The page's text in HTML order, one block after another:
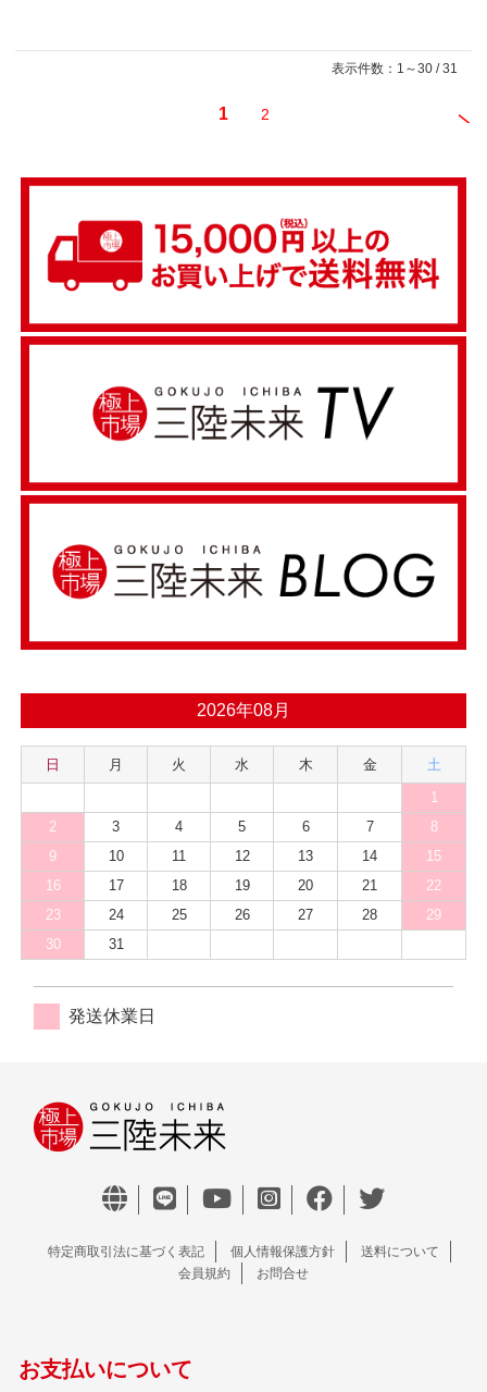
表示件数：1～30 / 31
1 2
2026年08月
日 月 火 水 木 金
土
1
2
3 4 5 6 7
8
9
10 11 12 13 14
15
16
17 18 19 20 21
22
23
24 25 26 27 28
29
30
31
発送休業日
特定商取引法に基づく表記 個人情報保護方針
送料について
会員規約
お問合せ
お支払いについて